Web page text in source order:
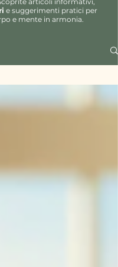
e suggerimenti pratici per
e mente in armonia.